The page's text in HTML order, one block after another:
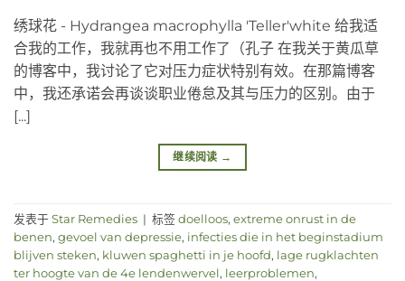
绣球花 - Hydrangea macrophylla 'Teller'white 给我适
合我的工作，我就再也不用工作了（孔子 在我关于黄瓜草
的博客中，我讨论了它对压力症状特别有效。在那篇博客
中，我还承诺会再谈谈职业倦怠及其与压力的区别。由于
[...]
继续阅读 →
发表于 Star Remedies | 标签 doelloos, extreme onrust in de
benen, gevoel van depressie, infecties die in het beginstadium
blijven steken, kluwen spaghetti in je hoofd, lage rugklachten
ter hoogte van de 4e lendenwervel , leerproblemen,